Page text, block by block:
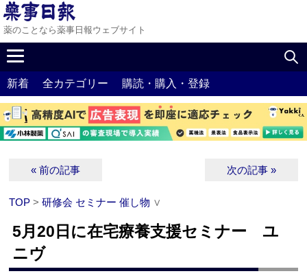
薬のことなら薬事日報ウェブサイト
新着 全カテゴリー 購読・購入・登録
« 前の記事 次の記事 »
TOP >研修会 セミナー 催し物 ∨
5月20日に在宅療養支援セミナー ユ
ニヴ